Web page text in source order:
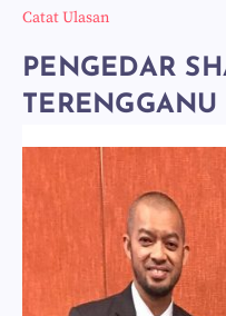
Catat Ulasan
PENGEDAR
TERENGGANU